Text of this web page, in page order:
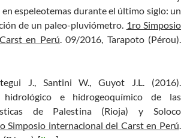
espeleotemas durante el último siglo: un
de un paleo-pluviómetro. 1ro Simposio
en Perú. 09/2016, Tarapoto (Pérou).
J., Santini W., Guyot J.L. (2016).
hidrológico e hidrogeoquímico de las
de Palestina (Rioja) y Soloco
Simposio internacional del Carst en Perú.